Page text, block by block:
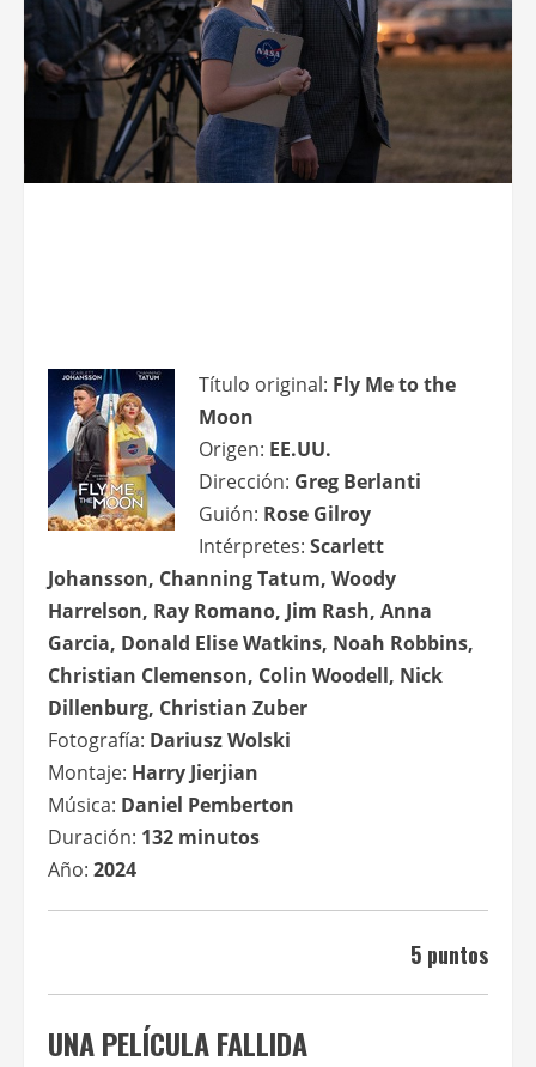
Título original: Fly Me to the
Moon
Origen: EE.UU.
Dirección: Greg Berlanti
Guión: Rose Gilroy
Intérpretes: Scarlett
Johansson, Channing Tatum, Woody
Harrelson, Ray Romano, Jim Rash, Anna
Garcia, Donald Elise Watkins, Noah Robbins,
Christian Clemenson, Colin Woodell, Nick
Dillenburg, Christian Zuber
Fotografía: Dariusz Wolski
Montaje: Harry Jierjian
Música: Daniel Pemberton
Duración: 132 minutos
Año: 2024
5 puntos
UNA PELÍCULA FALLIDA